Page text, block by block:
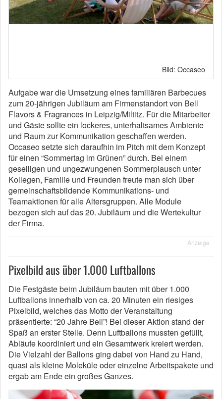
Bild: Occaseo
Aufgabe war die Umsetzung eines familiären Barbecues
zum 20-jährigen Jubiläum am Firmenstandort von Bell
Flavors & Fragrances in Leipzig/Miltitz. Für die Mitarbeiter
und Gäste sollte ein lockeres, unterhaltsames Ambiente
und Raum zur Kommunikation geschaffen werden.
Occaseo setzte sich daraufhin im Pitch mit dem Konzept
für einen “Sommertag im Grünen” durch. Bei einem
geselligen und ungezwungenen Sommerplausch unter
Kollegen, Familie und Freunden freute man sich über
gemeinschaftsbildende Kommunikations- und
Teamaktionen für alle Altersgruppen. Alle Module
bezogen sich auf das 20. Jubiläum und die Wertekultur
der Firma.
Anzeige
Pixelbild aus über 1.000 Luftballons
Die Festgäste beim Jubiläum bauten mit über 1.000
Luftballons innerhalb von ca. 20 Minuten ein riesiges
Pixelbild, welches das Motto der Veranstaltung
präsentierte: “20 Jahre Bell”! Bei dieser Aktion stand der
Spaß an erster Stelle. Denn Luftballons mussten gefüllt,
Abläufe koordiniert und ein Gesamtwerk kreiert werden.
Die Vielzahl der Ballons ging dabei von Hand zu Hand,
quasi als kleine Moleküle oder einzelne Arbeitspakete und
ergab am Ende ein großes Ganzes.